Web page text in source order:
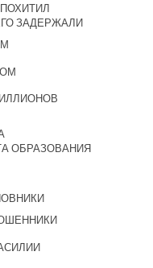
ЗАДЕРЖАЛИ
ОБРАЗОВАНИЯ